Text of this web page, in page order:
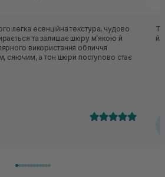
легка есенційна текстура, чудово
та залишає шкіру м’якою й
використання обличчя
сяючим, а тон шкіри поступово стає